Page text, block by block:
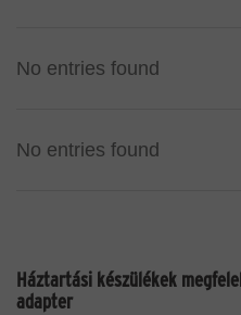
No entries found
No entries found
Háztartási készülékek
adapter